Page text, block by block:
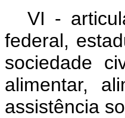
VI -
federal,
sociedade
alimentar,
assistência